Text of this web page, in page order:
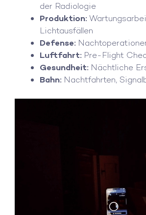
der Radiologie
Produktion:
Lichtausfällen
Defense:
Luftfahrt: Pre-Flight
Gesundheit: Nächtliche
Bahn: Nachtfahrten,